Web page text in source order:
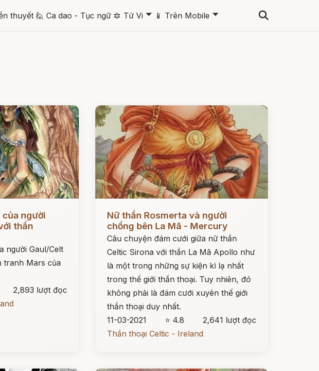
thuyết 🙋 Ca dao - Tục ngữ 🔯 Tử Vi 🞃 📱 Trên Mobile 🞃
người
thần
người Gaul/Celt
tranh Mars của
2,893 lượt đọc
Nữ thần Rosmerta và người
chồng bên La Mã - Mercury
Câu chuyện đám cưới giữa nữ thần
Celtic Sirona với thần La Mã Apollo như
là một trong những sự kiện kì lạ nhất
trong thế giới thần thoại. Tuy nhiên, đó
không phải là đám cưới xuyên thế giới
thần thoại duy nhất.
11-03-2021
⭐ 4.8
2,641 lượt đọc
Thần thoại Celtic - Ireland